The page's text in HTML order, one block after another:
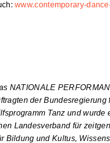
www.contemporary-
NATIONALE
der
Tanz und wurde
Landesverband für
Bildung und Kultus,